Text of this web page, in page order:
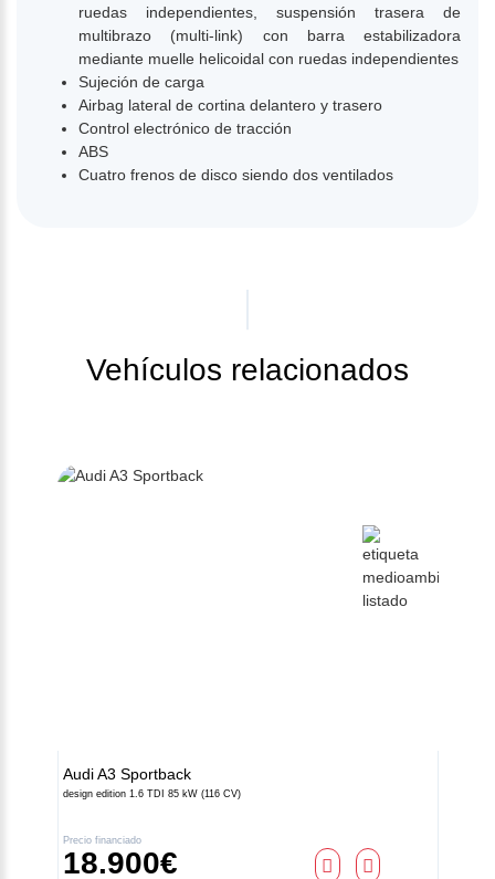
ruedas independientes, suspensión trasera de
multibrazo (multi-link) con barra estabilizadora
mediante muelle helicoidal con ruedas independientes
Sujeción de carga
Airbag lateral de cortina delantero y trasero
Control electrónico de tracción
ABS
Cuatro frenos de disco siendo dos ventilados
Vehículos relacionados
AudiA3 Sportback
design edition 1.6 TDI 85 kW (116 CV)
Precio financiado
18.900€